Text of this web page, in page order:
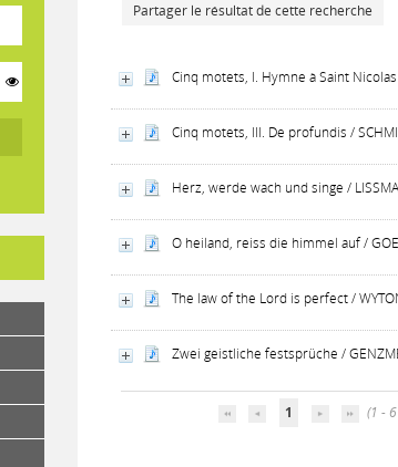
Partager le résultat de cette recherche
Cinq motets, I. Hymne à Saint
Cinq motets, III. De profundis /
Herz, werde wach und singe /
O heiland, reiss die himmel auf /
The law of the Lord is perfect /
Zwei geistliche festsprüche /
1 (1 -